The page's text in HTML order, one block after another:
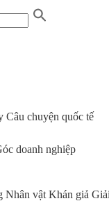
Câu chuyện quốc tế
doanh nghiệp
Nhân vật Khán giả